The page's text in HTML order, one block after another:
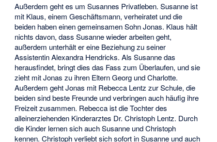
Außerdem geht es um Susannes Privatleben. Susanne ist
mit Klaus, einem Geschäftsmann, verheiratet und die
beiden haben einen gemeinsamen Sohn Jonas. Klaus hält
nichts davon, dass Susanne wieder arbeiten geht,
außerdem unterhält er eine Beziehung zu seiner
Assistentin Alexandra Hendricks. Als Susanne das
herausfindet, bringt dies das Fass zum Überlaufen, und sie
zieht mit Jonas zu ihren Eltern Georg und Charlotte.
Außerdem geht Jonas mit Rebecca Lentz zur Schule, die
beiden sind beste Freunde und verbringen auch häufig ihre
Freizeit zusammen. Rebecca ist die Tochter des
alleinerziehenden Kinderarztes Dr. Christoph Lentz. Durch
die Kinder lernen sich auch Susanne und Christoph
kennen. Christoph verliebt sich sofort in Susanne und auch